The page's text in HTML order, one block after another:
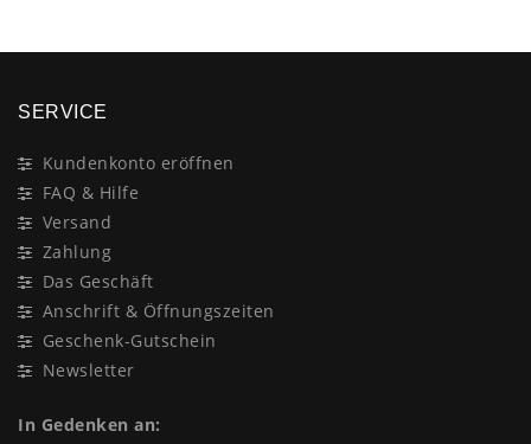
SERVICE
Kundenkonto eröffnen
FAQ & Hilfe
Versand
Zahlung
Das Geschäft
Anschrift & Öffnungszeiten
Geschenk-Gutschein
Newsletter
In Gedenken an: